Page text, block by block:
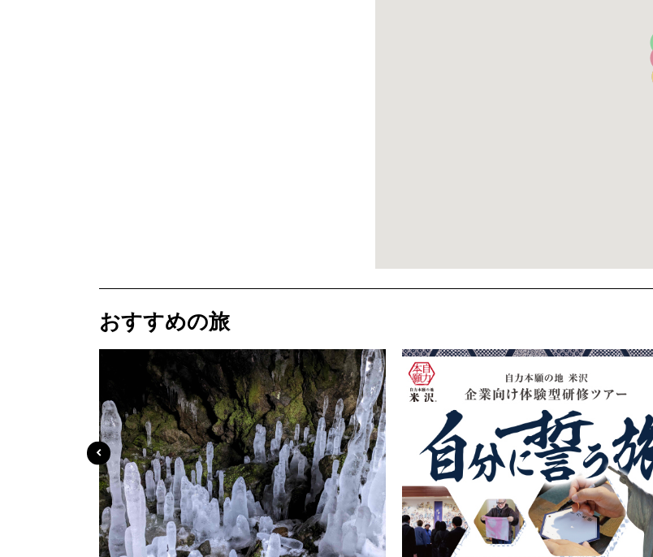
おすすめの旅